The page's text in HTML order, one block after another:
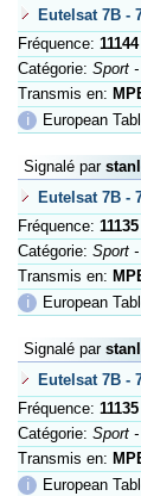
Eutelsat 7B -
Fréquence: 11144
Catégorie: Sport
Transmis en:
ℹ
European
Signalé par
Eutelsat 7B -
Fréquence: 11135
Catégorie: Sport
Transmis en:
ℹ
European
Signalé par
Eutelsat 7B -
Fréquence: 11135
Catégorie: Sport
Transmis en:
ℹ
European